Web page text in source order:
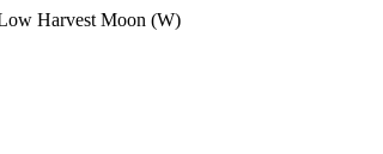
Harvest Moon (W)